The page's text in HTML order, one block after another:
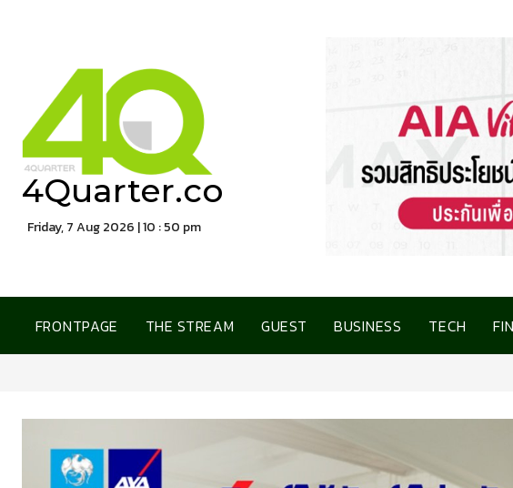
4Quarter.co
Friday, 7 Aug 2026 | 10 : 50 pm
FRONTPAGE THE STREAM GUEST BUSINESS TECH
การเคหะแห่งชาติ เปิดบ้านต้อนรับสื่อมวลชน ชูโคร